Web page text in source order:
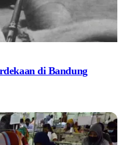
di Bandung